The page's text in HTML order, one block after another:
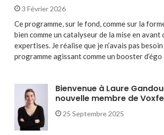
3 Février 2026
Ce programme, sur le fond, comme sur la
bien comme un catalyseur de la mise en avant
expertises. Je réalise que je n’avais pas besoin
programme agissant comme un booster d’égo
Bienvenue à Laure
nouvelle membre de
25 Septembre 2025